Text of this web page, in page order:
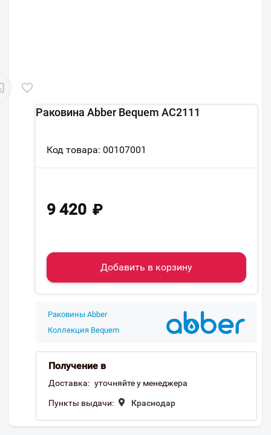
Раковина Abber Bequem AC2111
Код товара: 00107001
9 420 ₽
Добавить в корзину
Раковины Abber
Коллекция Bequem
Получение в
Доставка: уточняйте у менеджера
Пункты выдачи: Краснодар